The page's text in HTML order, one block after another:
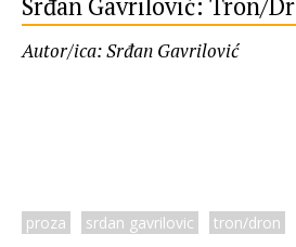
Autor/ica: Srđan Gavrilović
proza srdan gavrilovic tron/dron